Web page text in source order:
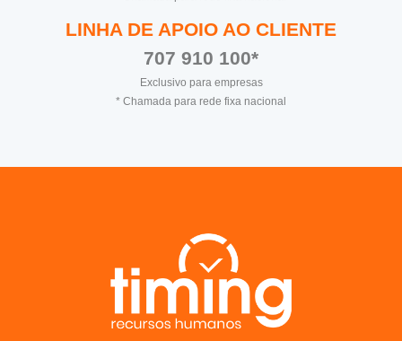
LINHA DE APOIO AO CLIENTE
707 910 100*
Exclusivo para empresas
* Chamada para rede fixa nacional